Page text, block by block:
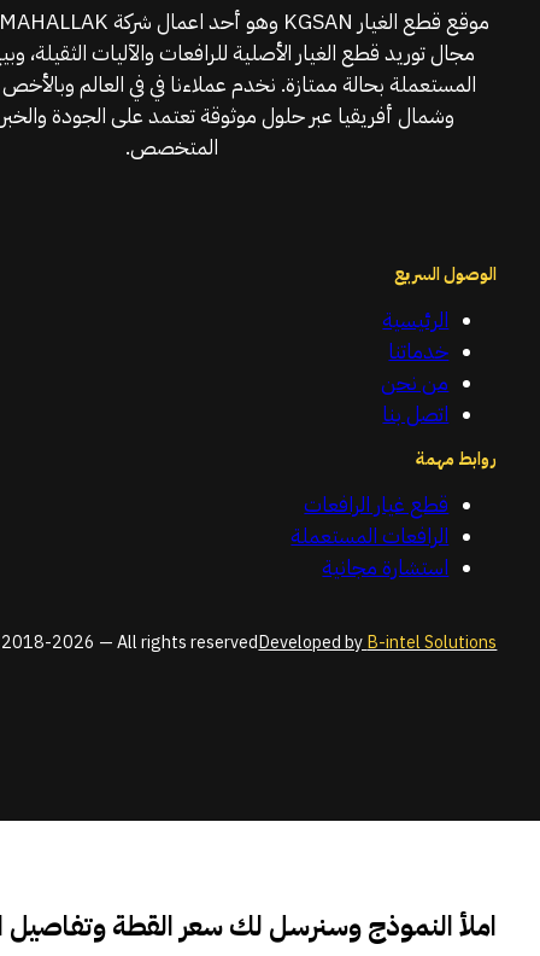
مجال توريد قطع الغيار الأصلية للرافعات والآليات الثقيلة،
المستعملة بحالة ممتازة. نخدم عملاءنا في في العالم
وشمال أفريقيا عبر حلول موثوقة تعتمد على الجودة
المتخصص.
الوصول السريع
الرئيسية
خدماتنا
من نحن
اتصل بنا
روابط مهمة
قطع غيار الرافعات
الرافعات المستعملة
استشارة مجانية
2026 — All rights reservedDeveloped byB-intel Solutions
املأ النموذج وسنرسل لك سعر القطة